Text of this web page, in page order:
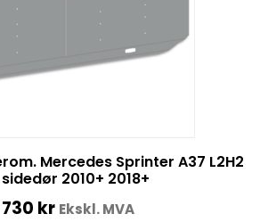
Mercedes Sprinter A37 L2H2
2010+ 2018+
kr Ekskl. MVA